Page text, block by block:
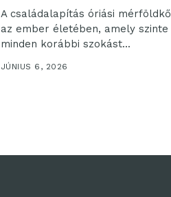
A családalapítás óriási mérföldkő
az ember életében, amely szinte
minden korábbi szokást...
JÚNIUS 6, 2026